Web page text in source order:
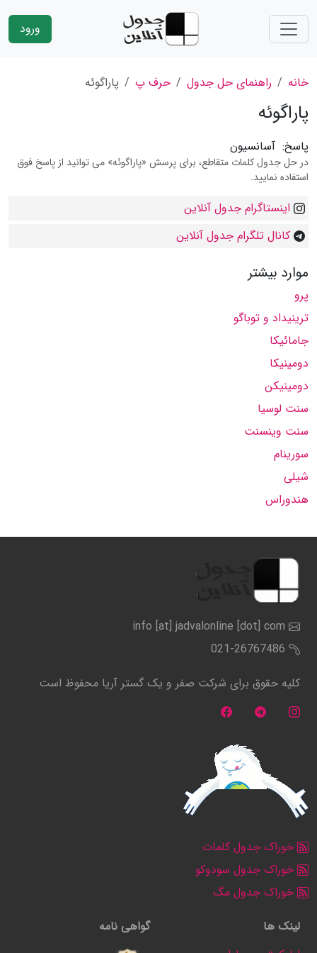
ورود
خانه راهنمای حل جدول حرف پ پاراگوئه
پاراگوئه
پاسخ: آسانسیون
در حل جدول کلمات متقاطع، برای پرسش «پاراگوئه» می توانید از پاسخ فوق
استفاده نمایید.
اینستاگرام جدول آنلاین
کانال تلگرام جدول آنلاین
موارد بیشتر
پرو
ترینیداد و توباگو
جامائیکا
دومینیکا
دومینیکن
سنت لوسیا
سنت وینسنت
سورینام
شیلی
هندوراس
info [at] jadvalonline [dot] com
021-26767486
کلیه حقوق برای شرکت صفر و یک گستر آریا محفوظ است
خوراک جدول کلمات
خوراک جدول سودوکو
خوراک جدول مگ
لینک ها
گواهی نامه